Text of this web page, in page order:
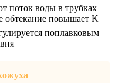
поток воды в трубках
обтекание повышает K
поплавковым